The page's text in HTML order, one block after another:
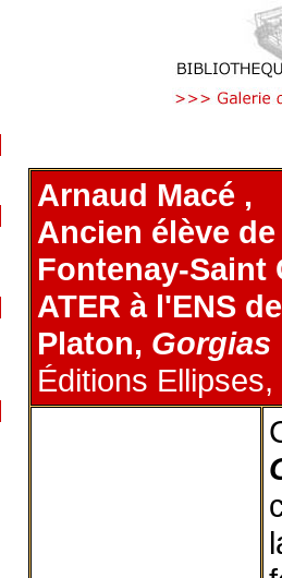
Arnaud Macé ,
Ancien élève
Fontenay-Saint
ATER à l'ENS
Platon, Gorgias
Éditions